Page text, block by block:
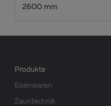
2600 mm
Produkte
Eisenwaren
Zauntechnik